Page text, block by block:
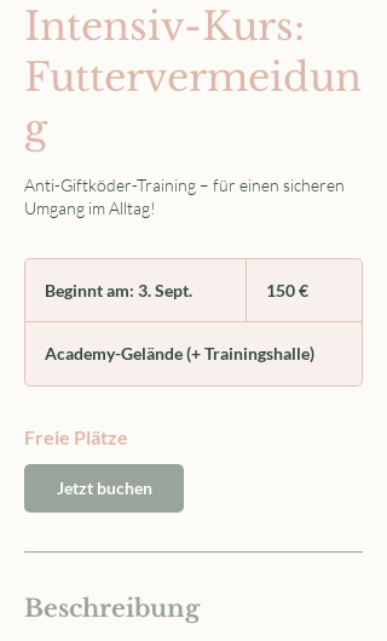
Intensiv-Kurs:
Futtervermeidun
g
Anti-Giftköder-Training – für einen sicheren
Umgang im Alltag!
Beginnt am: 3. Sept.
i
n
.
e
p
150 €
Academy-Gelände (+ Trainingshalle)
Freie Plätze
Jetzt buchen
Beschreibung